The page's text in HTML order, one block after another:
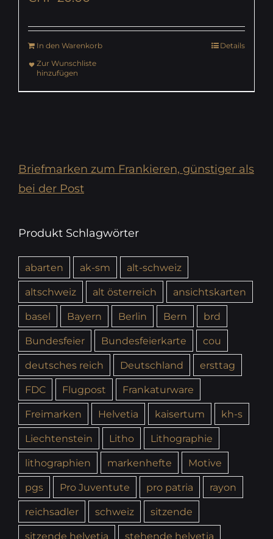
In den Warenkorb
Details
Zur Wunschliste
hinzufügen
Briefmarken zum Frankieren, günstiger als
bei der Post
Produkt Schlagwörter
abarten ak-sm
alt-schweiz
altschweiz
alt österreich
ansichtskarten
basel
Bayern Berlin Bern
brd
Bundesfeier
Bundesfeierkarte
cou
deutsches reich
Deutschland
ersttag
FDC
Flugpost
Frankaturware
Freimarken
Helvetia kaisertum
kh-s
Liechtenstein
Litho
Lithographie
lithographien
markenhefte
Motive
pgs
Pro Juventute pro patria
rayon
reichsadler
schweiz
sitzende
sitzende helvetia
stehende helvetia